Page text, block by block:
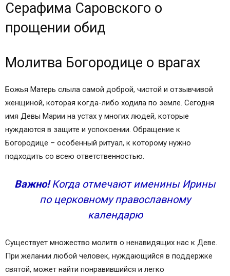
Серафима Саровского о
прощении обид
Молитва Богородице о врагах
Божья Матерь слыла самой доброй, чистой и отзывчивой
женщиной, которая когда-либо ходила по земле. Сегодня
имя Девы Марии на устах у многих людей, которые
нуждаются в защите и успокоении. Обращение к
Богородице – особенный ритуал, к которому нужно
подходить со всею ответственностью.
Важно!Когда отмечают именины Ирины
по церковному православному
календарю
Существует множество молитв о ненавидящих нас к Деве.
При желании любой человек, нуждающийся в поддержке
святой, может найти понравившийся и легко